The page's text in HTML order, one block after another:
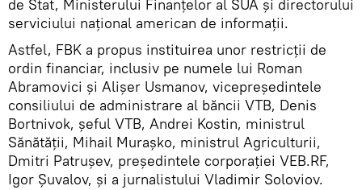
de Stat, Ministerului Finanțelor al SUA și directorului
serviciului național american de informații.
Astfel, FBK a propus instituirea unor restricții de
ordin financiar, inclusiv pe numele lui Roman
Abramovici și Alișer Usmanov, vicepreședintele
consiliului de administrare al băncii VTB, Denis
Bortnivok, șeful VTB, Andrei Kostin, ministrul
Sănătății, Mihail Murașko, ministrul Agriculturii,
Dmitri Patrușev, președintele corporației VEB.RF,
Igor Șuvalov, și a jurnalistului Vladimir Soloviov.